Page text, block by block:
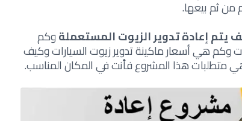
من ثم بيعها.
يتم إعادة تدوير الزيوت المستعملةوكم
وكم هي أسعار ماكينة تدوير زيوت السيارات وكيف
متطلبات هذا المشروع فأنت في المكان المناسب.